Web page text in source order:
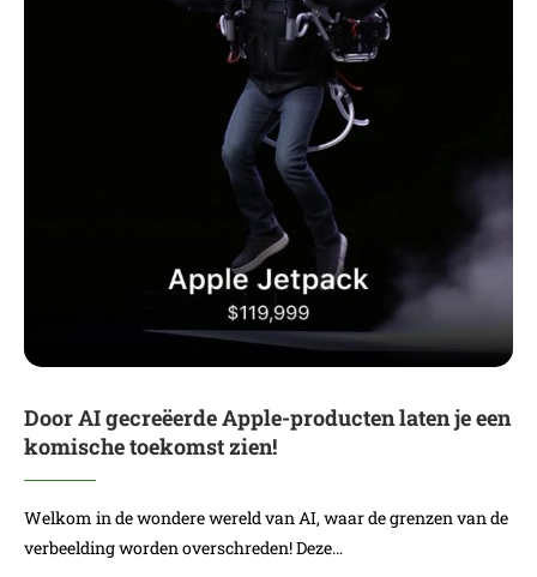
Door AI gecreëerde Apple-producten laten je een
komische toekomst zien!
Welkom in de wondere wereld van AI, waar de grenzen van de
verbeelding worden overschreden! Deze…